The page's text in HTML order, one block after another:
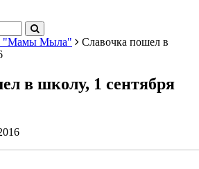
"Мамы Мыла"
Славочка пошел в
в школу, 1 сентября